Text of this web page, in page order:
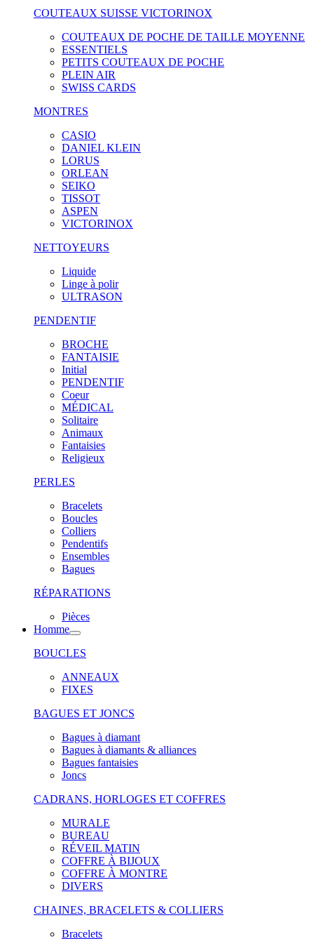
COUTEAUX SUISSE VICTORINOX
COUTEAUX DE POCHE DE TAILLE MOYENNE
ESSENTIELS
PETITS COUTEAUX DE POCHE
PLEIN AIR
SWISS CARDS
MONTRES
CASIO
DANIEL KLEIN
LORUS
ORLEAN
SEIKO
TISSOT
ASPEN
VICTORINOX
NETTOYEURS
Liquide
Linge à polir
ULTRASON
PENDENTIF
BROCHE
FANTAISIE
Initial
PENDENTIF
Coeur
MÉDICAL
Solitaire
Animaux
Fantaisies
Religieux
PERLES
Bracelets
Boucles
Colliers
Pendentifs
Ensembles
Bagues
RÉPARATIONS
Pièces
Homme
BOUCLES
ANNEAUX
FIXES
BAGUES ET JONCS
Bagues à diamant
Bagues à diamants & alliances
Bagues fantaisies
Joncs
CADRANS, HORLOGES ET COFFRES
MURALE
BUREAU
RÉVEIL MATIN
COFFRE À BIJOUX
COFFRE À MONTRE
DIVERS
CHAINES, BRACELETS & COLLIERS
Bracelets